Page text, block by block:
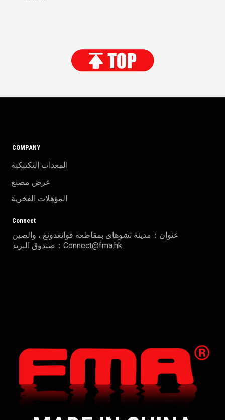
COMPANY
المعدات التكتيكية
عرض مصنع
المؤهلات الفخرية
Connect
عنوان：مدينة تشوهاى بمقاطعة قوانغدونغ ، والصين
صندوق البريد：Connect@fma.hk